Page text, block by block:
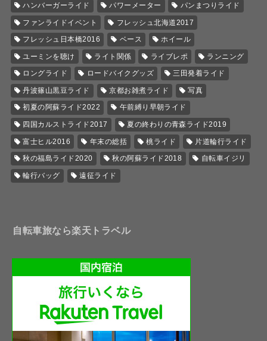
ハンバーガーライド パワーメーター パンまつりライド
ファンライドイベント フレッシュ北海道2017
フレッシュ日本橋2016 ベース ホイール
ユーミンを聴け ライト関係 ライブレポ ランニング
ロングライド ロードバイクグッズ 三田発着ライド
丹波篠山黒豆ライド 京都お雑煮ライド 写真
初夏の阿蘇ライド2022 午前縛り早朝ライド
四国カルストライド2017 夏の終わりの青森ライド2019
富士ヒル2016 年末の総括 桃ライド 片道輪行ライド
秋の福島ライド2020 秋の阿蘇ライド2018 自転車イジリ
輪行バッグ 遠征ライド
自転車旅なら楽天トラベル